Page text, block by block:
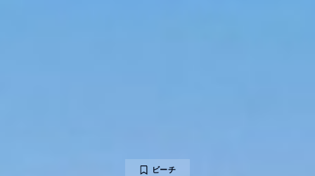
ビーチ